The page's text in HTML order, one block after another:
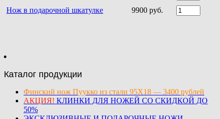
Нож в подарочной шкатулке
9900 руб.
Каталог продукции
Финский нож Пуукко из стали 95Х18 — 3400 рублей
АКЦИЯ! КЛИНКИ ДЛЯ НОЖЕЙ СО СКИДКОЙ ДО
50%